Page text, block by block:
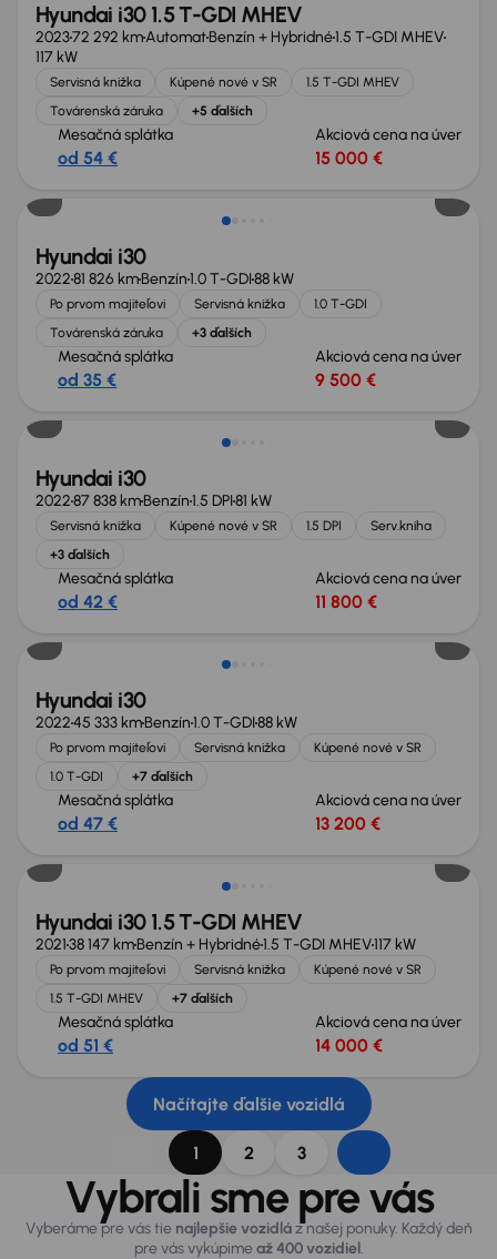
Hyundai i30 1.5 T-GDI MHEV
202372 292 kmAutomatBenzín + Hybridné1.5 T-GDI MHEV
117 kW
Servisná knižka Kúpené nové v SR
1.5 T-GDI MHEV
Továrenská záruka
+5 ďalších
Mesačná splátka
od 54 €
Akciová cena na úver
15 000 €
Možnosť odpočtu DPH
Hyundai i30
202281 826 kmBenzín1.0 T-GDI88 kW
Po prvom majiteľovi Servisná knižka
1.0 T-GDI
Továrenská záruka
+3 ďalších
Mesačná splátka
od 35 €
Akciová cena na úver
9 500 €
Hyundai i30
202287 838 kmBenzín1.5 DPI81 kW
Servisná knižka Kúpené nové v SR 1.5 DPI
Serv.kniha
+3 ďalších
Mesačná splátka
od 42 €
Akciová cena na úver
11 800 €
Zlacnené o 600 €
Hyundai i30
202245 333 kmBenzín1.0 T-GDI88 kW
Po prvom majiteľovi Servisná knižka
Kúpené nové v SR
1.0 T-GDI
+7 ďalších
Mesačná splátka
od 47 €
Akciová cena na úver
13 200 €
Možnosť odpočtu DPH
Hyundai i30 1.5 T-GDI MHEV
202138 147 kmBenzín + Hybridné1.5 T-GDI MHEV117 kW
Po prvom majiteľovi Servisná knižka
Kúpené nové v SR
1.5 T-GDI MHEV
+7 ďalších
Mesačná splátka
od 51 €
Akciová cena na úver
14 000 €
Načítajte ďalšie vozidlá
1 2 3
Vybrali sme pre vás
Vyberáme pre vás tie najlepšie vozidláz našej ponuky. Každý deň
pre vás vykúpimeaž 400 vozidiel.